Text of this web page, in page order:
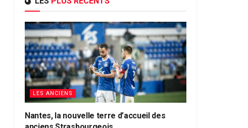
LES ANCIENS
Nantes, la nouvelle terre d’accueil des